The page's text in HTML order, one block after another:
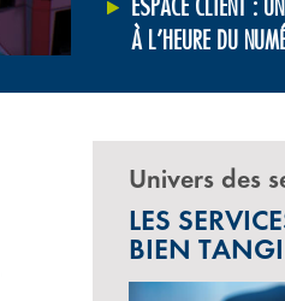
À L’HEURE DU
Univers des
LES
BIEN